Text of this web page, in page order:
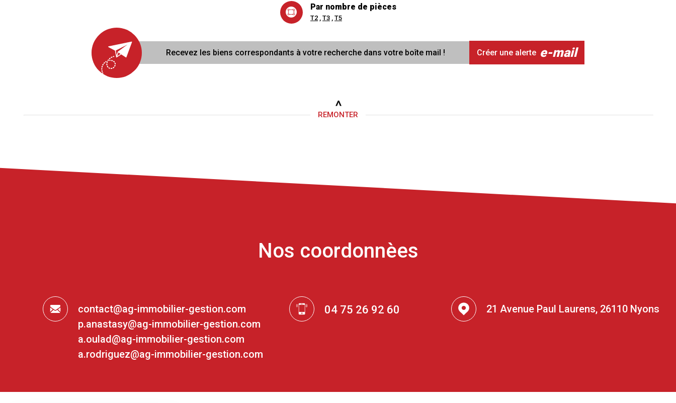
Par nombre de pièces
T2 T3 T5
Recevez les biens correspondants à votre recherche dans votre boîte mail ! Créer une alerte e-mail
REMONTER
Nos coordonnèes
04 75 26 92 60
contact@ag-immobilier-gestion.com
p.anastasy@ag-immobilier-gestion.com
a.oulad@ag-immobilier-gestion.com
a.rodriguez@ag-immobilier-gestion.com
21 Avenue Paul Laurens, 26110 Nyons